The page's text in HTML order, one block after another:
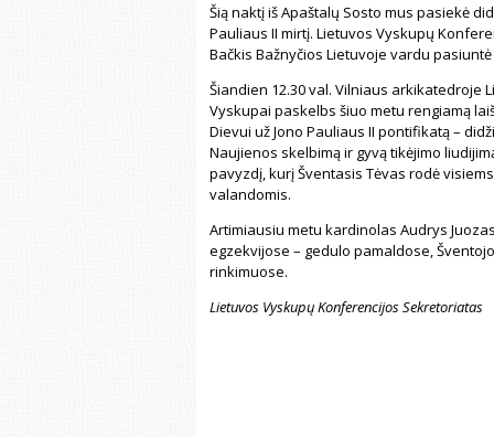
Šią naktį iš Apaštalų Sosto mus pasiekė
Pauliaus II mirtį. Lietuvos Vyskupų
Bačkis Bažnyčios Lietuvoje vardu
Šiandien 12.30 val. Vilniaus arkikatedroje
Vyskupai paskelbs šiuo metu rengiamą
Dievui už Jono Pauliaus II pontifikatą –
Naujienos skelbimą ir gyvą tikėjimo
pavyzdį, kurį Šventasis Tėvas rodė
valandomis.
Artimiausiu metu kardinolas Audrys
egzekvijose – gedulo pamaldose,
rinkimuose.
Lietuvos Vyskupų Konferencijos Sekretoriatas